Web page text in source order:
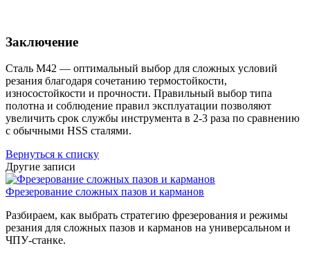
Заключение
Сталь M42 — оптимальный выбор для сложных условий
резания благодаря сочетанию термостойкости,
износостойкости и прочности. Правильный выбор типа
полотна и соблюдение правил эксплуатации позволяют
увеличить срок службы инструмента в 2-3 раза по сравнению
с обычными HSS сталями.
Вернуться к списку
Другие записи
Фрезерование сложных пазов и карманов
Разбираем, как выбрать стратегию фрезерования и режимы
резания для сложных пазов и карманов на универсальном и
ЧПУ-станке.